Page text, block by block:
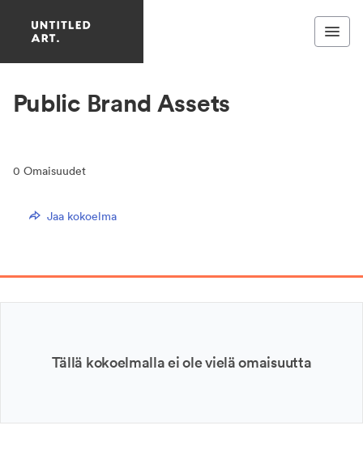
Public Brand Assets
0 Omaisuudet
Jaa kokoelma
Tällä kokoelmalla ei ole vielä omaisuutta